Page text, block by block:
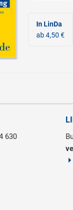
In LinDa
ab 4,50 €
630